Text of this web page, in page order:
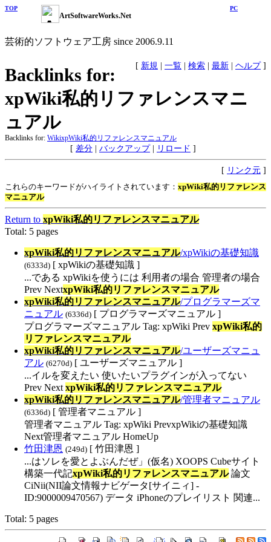
TOP PC
ArtSoftwareWorks.Net
芸術的ソフトウェア工房 since 2006.9.11
[ 新規 | 一覧 | 検索 | 最新 | ヘルプ]
Backlinks for:
xpWiki私的リファレンスマニ
ュアル
Backlinks for: WikixpWiki私的リファレンスマニュアル
[ 差分 | バックアップ| リロード ]
[ リンク元 ]
これらのキーワードがハイライトされています： xpWiki私的リファレンス
マニュアル
Return to xpWiki私的リファレンスマニュアル
Total: 5 pages
xpWiki私的リファレンスマニュアル​/xpWikiの基礎知識
(6333d) [ xpWikiの基礎知識 ]
...である xpWikiを使うには 利用者の場合 管理者の場合
Prev NextxpWiki私的リファレンスマニュアル
xpWiki私的リファレンスマニュアル​/プログラマーズマ
ニュアル (6336d) [ プログラマーズマニュアル ]
プログラマーズマニュアル Tag: xpWiki Prev xpWiki私的
リファレンスマニュアル
xpWiki私的リファレンスマニュアル​/ユーザーズマニュ
アル (6270d) [ ユーザーズマニュアル ]
...イルを変えたい 使いたいプラグインが入ってない
Prev Next xpWiki私的リファレンスマニュアル
xpWiki私的リファレンスマニュアル​/管理者マニュアル
(6336d) [ 管理者マニュアル ]
管理者マニュアル Tag: xpWiki PrevxpWikiの基礎知識
Next管理者マニュアル HomeUp
竹田津恩 (249d) [ 竹田津恩 ]
...はソレを愛とよぶんだぜ」(仮名) XOOPS Cubeサイト
構築一代記xpWiki私的リファレンスマニュアル論文
CiNii(NII論文情報ナビゲータ[サイニィ] -
ID:9000009470567) データ iPhoneのプレイリスト 関連...
Total: 5 pages